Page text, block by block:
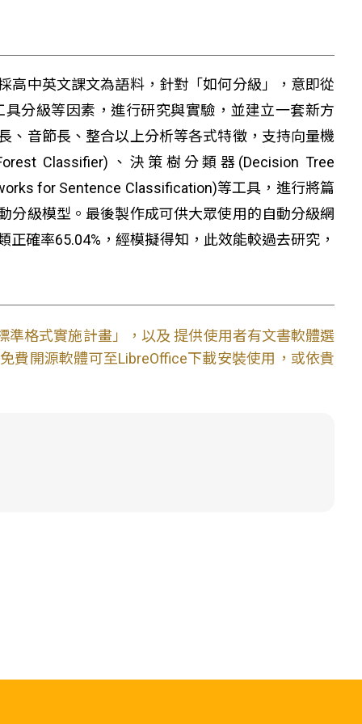
高中英文課文為語料，針對「如何分級」，意即從
分級等因素，進行研究與實驗，並建立一套新方
、音節長、整合以上分析等各式特徵，支持向量機
Classifier)、決策樹分類器(Decision Tree
for Sentence Classification)等工具，進行將篇
分級模型。最後製作成可供大眾使用的自動分級網
確率65.04%，經模擬得知，此效能較過去研究，
準格式實施計畫」，以及 提供使用者有文書軟體選
費開源軟體可至LibreOffice下載安裝使用，或依貴